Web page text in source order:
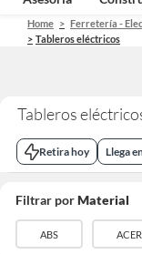
Home Ferretería -
Tableros eléctricos
Tableros
Retira hoy Llega
Filtrar porMaterial
ABS